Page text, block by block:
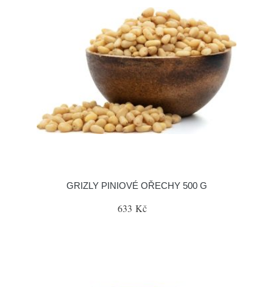
GRIZLY PINIOVÉ OŘECHY 500 G
633 Kč